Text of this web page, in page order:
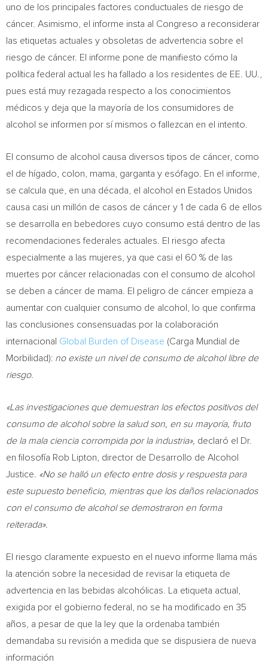
uno de los principales factores conductuales de riesgo de
cáncer. Asimismo, el informe insta al Congreso a reconsiderar
las etiquetas actuales y obsoletas de advertencia sobre el
riesgo de cáncer. El informe pone de manifiesto cómo la
política federal actual les ha fallado a los residentes de EE. UU.,
pues está muy rezagada respecto a los conocimientos
médicos y deja que la mayoría de los consumidores de
alcohol se informen por sí mismos o fallezcan en el intento.
El consumo de alcohol causa diversos tipos de cáncer, como
el de hígado, colon, mama, garganta y esófago. En el informe,
se calcula que, en una década, el alcohol en Estados Unidos
causa casi un millón de casos de cáncer y 1 de cada 6 de ellos
se desarrolla en bebedores cuyo consumo está dentro de las
recomendaciones federales actuales. El riesgo afecta
especialmente a las mujeres, ya que casi el 60 % de las
muertes por cáncer relacionadas con el consumo de alcohol
se deben a cáncer de mama. El peligro de cáncer empieza a
aumentar con cualquier consumo de alcohol, lo que confirma
las conclusiones consensuadas por la colaboración
internacional Global Burden of Disease (Carga Mundial de
Morbilidad): no existe un nivel de consumo de alcohol libre de
riesgo.
«Las investigaciones que demuestran los efectos positivos del
consumo de alcohol sobre la salud son, en su mayoría, fruto
de la mala ciencia corrompida por la industria», declaró el Dr.
en filosofía Rob Lipton , director de Desarrollo de Alcohol
Justice.
«No se halló un efecto entre dosis y respuesta para
este supuesto beneficio, mientras que los daños relacionados
con el consumo de alcohol se demostraron en forma
reiterada».
El riesgo claramente expuesto en el nuevo informe llama más
la atención sobre la necesidad de revisar la etiqueta de
advertencia en las bebidas alcohólicas. La etiqueta actual,
exigida por el gobierno federal, no se ha modificado en 35
años, a pesar de que la ley que la ordenaba también
demandaba su revisión a medida que se dispusiera de nueva
información